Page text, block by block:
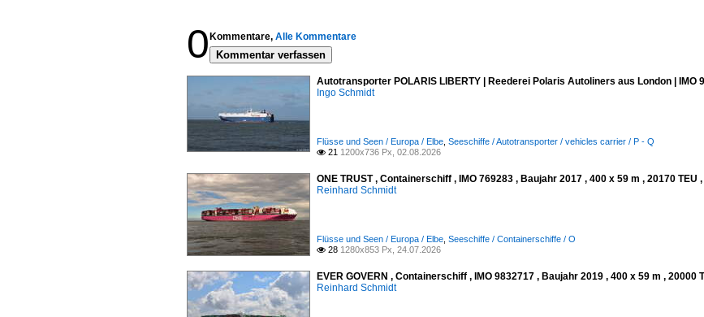
0 Kommentare, Alle Kommentare
Kommentar verfassen
Autotransporter POLARIS LIBERTY | Reederei Polaris Autoliners aus London | IMO
Ingo Schmidt
Flüsse und Seen / Europa / Elbe Seeschiffe / Autotransporter / vehicles carrier / P - Q
 21 1200x736 Px, 02.08.2026
ONE TRUST , Containerschiff , IMO 769283 , Baujahr 2017 , 400 x 59 m , 20170
Reinhard Schmidt
Flüsse und Seen / Europa / Elbe Seeschiffe / Containerschiffe / O
 28 1280x853 Px, 24.07.2026
EVER GOVERN , Containerschiff , IMO 9832717 , Baujahr 2019 , 400 x 59 m , 20000
Reinhard Schmidt